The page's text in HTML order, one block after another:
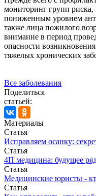
мониторинг групп риска,
пониженным уровнем
также лица пожилого
внимание в период
опасности
тяжелых хронических
Все заболевания
Поделиться
статьей:
Материалы
Статья
Исправляем осанку:
Статья
4П медицина: будущее
Статья
Медицинские юристы -
Статья